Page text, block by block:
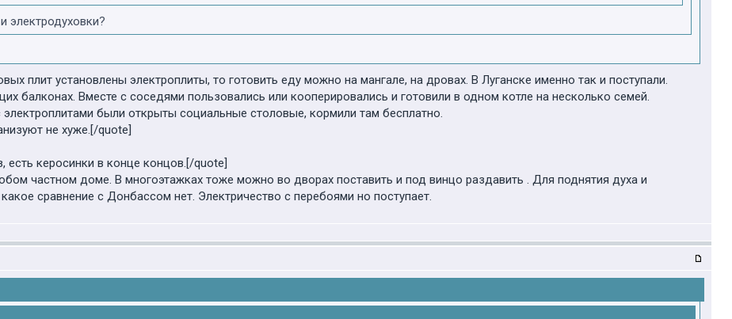
электродуховки?
плит установлены электроплиты, то готовить еду можно на мангале, на дровах. В Луганске именно так и поступали.
балконах. Вместе с соседями пользовались или кооперировались и готовили в одном котле на несколько семей.
были открыты социальные столовые, кормили там бесплатно.
не хуже.[/quote]
есть керосинки в конце концов.[/quote]
частном доме. В многоэтажках тоже можно во дворах поставить и под винцо раздавить . Для поднятия духа и
сравнение с Донбассом нет. Электричество с перебоями но поступает.